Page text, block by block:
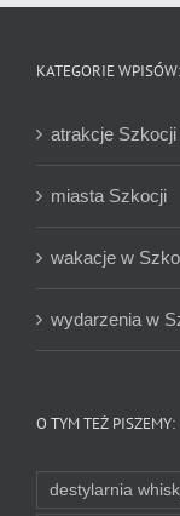
KATEGORIE WPISÓW:
atrakcje Szkocji
miasta Szkocji
wakacje w
wydarzenia w
O TYM TEŻ PISZEMY:
destylarnia